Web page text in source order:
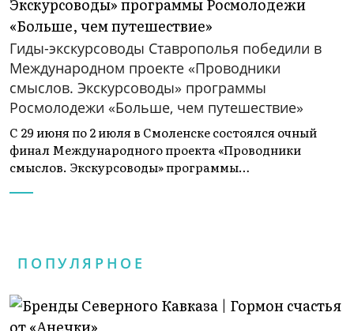
Гиды-экскурсоводы Ставрополья победили в
Международном проекте «Проводники
смыслов. Экскурсоводы» программы
Росмолодежи «Больше, чем путешествие»
С 29 июня по 2 июля в Смоленске состоялся очный
финал Международного проекта «Проводники
смыслов. Экскурсоводы» программы…
ПОПУЛЯРНОЕ